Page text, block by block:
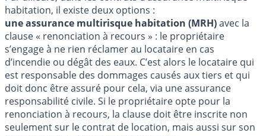
habitation, il existe deux options :
une assurance multirisque habitation (MRH)avec la
clause « renonciation à recours » : le propriétaire
s’engage à ne rien réclamer au locataire en cas
d’incendie ou dégât des eaux. C’est alors le locataire qui
est responsable des dommages causés aux tiers et qui
doit donc être assuré pour cela, via une assurance
responsabilité civile. Si le propriétaire opte pour la
renonciation à recours, la clause doit être inscrite non
seulement sur le contrat de location, mais aussi sur son